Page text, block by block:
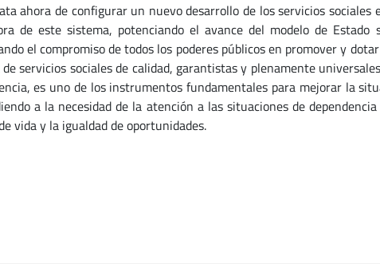
ahora de configurar un nuevo desarrollo de los servicios sociales
de este sistema, potenciando el avance del modelo de Estado
el compromiso de todos los poderes públicos en promover y
servicios sociales de calidad, garantistas y plenamente
es uno de los instrumentos fundamentales para mejorar la
a la necesidad de la atención a las situaciones de
vida y la igualdad de oportunidades.